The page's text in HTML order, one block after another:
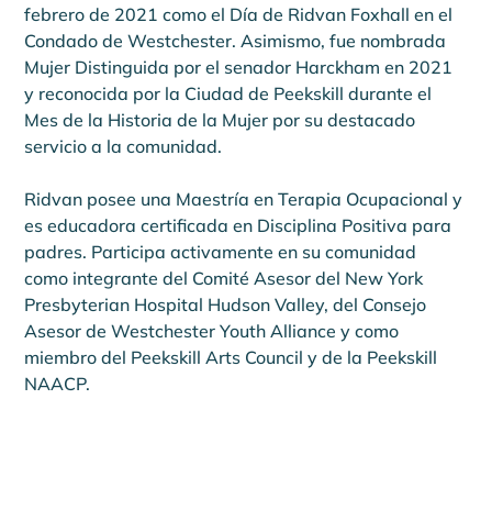
febrero de 2021 como el Día de Ridvan Foxhall en el
Condado de Westchester. Asimismo, fue nombrada
Mujer Distinguida por el senador Harckham en 2021
y reconocida por la Ciudad de Peekskill durante el
Mes de la Historia de la Mujer por su destacado
servicio a la comunidad.
Ridvan posee una Maestría en Terapia Ocupacional y
es educadora certificada en Disciplina Positiva para
padres. Participa activamente en su comunidad
como integrante del Comité Asesor del New York
Presbyterian Hospital Hudson Valley, del Consejo
Asesor de Westchester Youth Alliance y como
miembro del Peekskill Arts Council y de la Peekskill
NAACP.